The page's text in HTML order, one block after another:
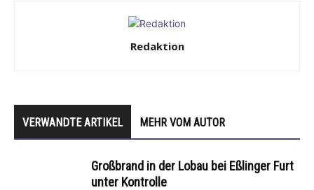
Redaktion
VERWANDTE ARTIKEL MEHR VOM AUTOR
Großbrand in der Lobau bei Eßlinger Furt
unter Kontrolle